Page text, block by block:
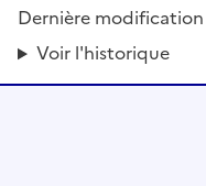
Dernière
Voir l'historique